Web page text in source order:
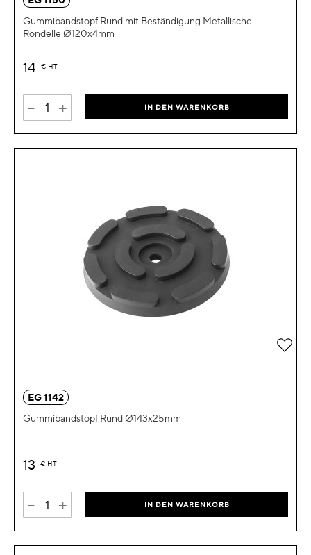
Gummibandstopf Rund mit Beständigung Metallische
Rondelle Ø120x4mm
14 € HT
- + IN DEN WARENKORB
EG 1142
Gummibandstopf Rund Ø143x25mm
13 € HT
- + IN DEN WARENKORB
Zur